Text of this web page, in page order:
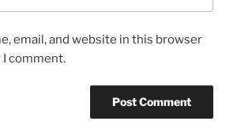
email, and website in this browser
comment.